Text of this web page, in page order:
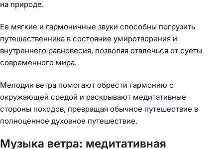
на природе.
Ее мягкие и гармоничные звуки способны погрузить
путешественника в состояние умиротворения и
внутреннего равновесия, позволяя отвлечься от суеты
современного мира.
Мелодии ветра помогают обрести гармонию с
окружающей средой и раскрывают медитативные
стороны походов, превращая обычное путешествие в
полноценное духовное путешествие.
Музыка ветра: медитативная